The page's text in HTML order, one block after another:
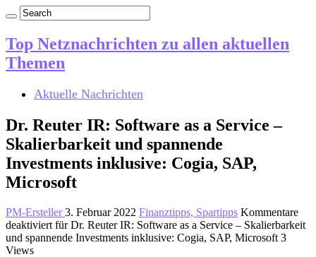
Top Netznachrichten zu allen aktuellen
Themen
Aktuelle Nachrichten
Dr. Reuter IR: Software as a Service –
Skalierbarkeit und spannende
Investments inklusive: Cogia, SAP,
Microsoft
PM-Ersteller3. Februar 2022 Finanztipps, Spartipps Kommentare
deaktiviert für Dr. Reuter IR: Software as a Service – Skalierbarkeit
und spannende Investments inklusive: Cogia, SAP, Microsoft 3
Views